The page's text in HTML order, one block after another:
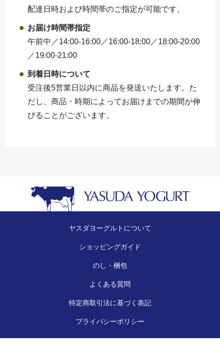
配達日時および時間帯のご指定が可能です。
お届け時間帯指定
午前中／14:00-16:00／16:00-18:00／18:00-20:00
／19:00-21:00
到着日時について
受注後5営業日以内に商品を発送いたします。た
だし、商品・時期によってお届けまでの期間が伸
びることがございます。
ヤスダヨーグルトについて
ショッピングガイド
のし・梱包
よくある質問
特定商取引法に基づく表記
プライバシーポリシー